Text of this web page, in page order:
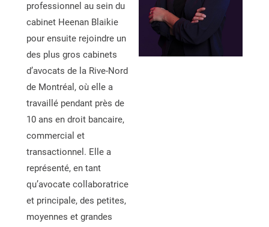
professionnel au sein du
cabinet Heenan Blaikie
pour ensuite rejoindre un
des plus gros cabinets
d’avocats de la Rive-Nord
de Montréal, où elle a
travaillé pendant près de
10 ans en droit bancaire,
commercial et
transactionnel. Elle a
représenté, en tant
qu’avocate collaboratrice
et principale, des petites,
moyennes et grandes